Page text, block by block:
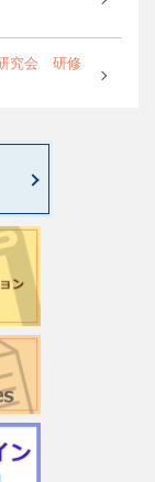
研究会 研修
認知行動
せ
のご案内
のお知ら